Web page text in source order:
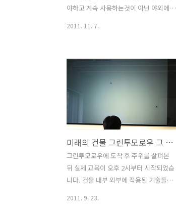
80인치 PDP개발 , 세게 최고화질 37인치
야하고 계속 사용하는것이 아닌 야외에
구를 실제 많이 사용을 한다고 합니다. 태
양열을 이용한 조리기구는 상자형 조리
기, 파라볼릭 조리기, 쉐플러 태양열 조리
기 등이 있는데 상자형 조리기는 열효율
이 떨어지고, 파라볼릭 조리기 경우에는
태양의 위치가 움직이면 효율이 떨어지는
문제가 있지만, 쉐플러 태양열 조리기는
높은 온도를 만들 수 있고, 태양의 위치가
이동하더라도 태양 이동경로를 따라 기계
장치가 움직이게 해서 최고의 효율을 낼
수 있습니다. 쉐플러 태양열 조리기는 볼
그는 물리..
2011. 11. 7.
미래의 건물 그린투모로우 그 내부를 살펴보다
그린투모로우에 도착 후 주위를 살펴본
뒤 실제 교육이 오후 2시부터 시작되었습
니다. 건물 내부 외부에 적용된 기술들이
2011. 9. 23.